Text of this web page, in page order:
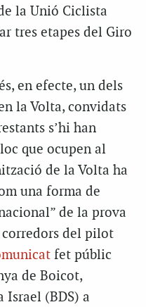
la Unió Ciclista
tres etapes del Giro
en efecte, un dels
la Volta, convidats
s’hi han
que ocupen al
de la Volta ha
una forma de
de la prova
corredors del pilot
fet públic
de Boicot,
Israel (BDS) a